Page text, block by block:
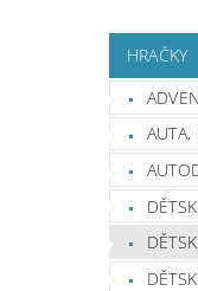
HRAČKY
AUTA,